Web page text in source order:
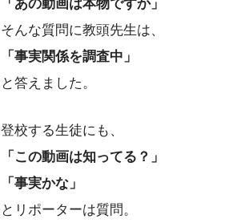
「あの動画は本物ですか」
そんな質問に教頭先生は、
「事実関係を調査中」
と答えました。
登校する生徒にも、
「この動画は知ってる？」
「事実かな」
とリポーターは質問。